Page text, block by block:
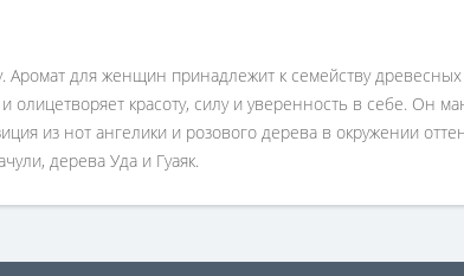
для женщин принадлежит к семейству
красоту, силу и уверенность в себе. Он
из нот ангелики и розового дерева в окружении
дерева Уда и Гуаяк.